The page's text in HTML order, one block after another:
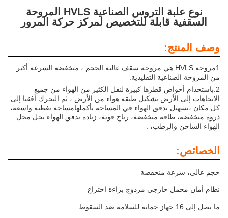
نوع علبة التروس الصناعية HVLS المروحة
السقفية قابلة للتخصيص لمركز حركة المرور
وصف المنتج:
1مروحة HVLS هي مروحة سقف عالية الحجم ، منخفضة السرعة أكبر
من المروحة الصناعية التقليدية.
2.باستخدام أحواض قطرها كبيرة لنقل الكثير من الهواء من جميع
الاتجاهات إلى الأرض.تشكيل طبقة هواء من الأرض ، ثم التحرك أفقيا إلى
كل مكان ،تسهيل تدفق الهواء في المساحة بأكملهامساحة تغطية واسعة،
ذروة منخفضة، طاقة منخفضة، رياح قوية، زيادة تدفق الهواء يحل محل
الهواء الساخن والرطب، .
الخصائص:
حجم عالي، سرعة منخفضة
نظام أمان محمل خارجي مزدوج براءة اختراع
ما يصل إلى 16 جهاز حماية للسلامة ضد السقوط